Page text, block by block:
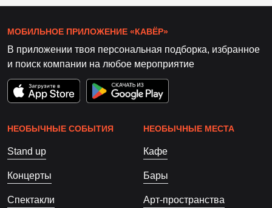
МОБИЛЬНОЕ ПРИЛОЖЕНИЕ «КАВЁР»
В приложении твоя персональная подборка, избранное
и поиск компании на любое мероприятие
НЕОБЫЧНЫЕ СОБЫТИЯ
Stand up
Концерты
Спектакли
НЕОБЫЧНЫЕ МЕСТА
Кафе
Бары
Арт-пространства